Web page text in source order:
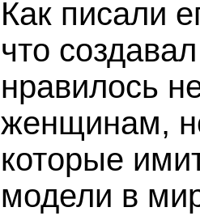
Как писали
что
нравилось
женщинам,
которые
модели в